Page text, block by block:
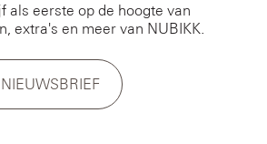
als eerste op de hoogte van
extra's en meer van NUBIKK.